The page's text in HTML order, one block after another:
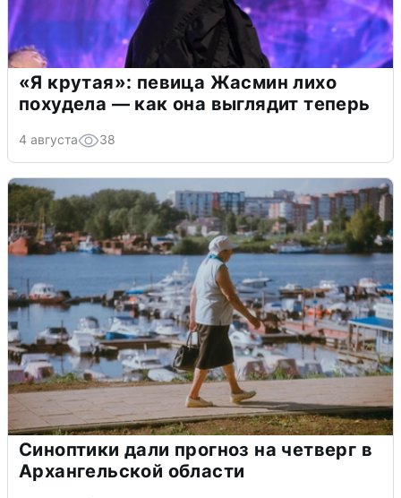
«Я крутая»: певица Жасмин лихо
похудела — как она выглядит теперь
4 августа 38
Синоптики дали прогноз на четверг в
Архангельской области